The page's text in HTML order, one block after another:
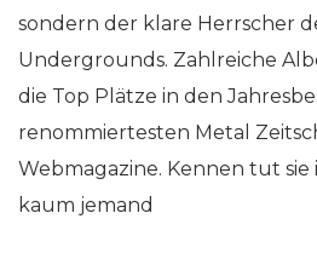
sondern der klare Herrscher
Undergrounds. Zahlreiche
die Top Plätze in den
renommiertesten Metal
Webmagazine. Kennen tut sie
kaum jemand